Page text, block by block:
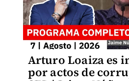
Arturo Loaiza es
por actos de